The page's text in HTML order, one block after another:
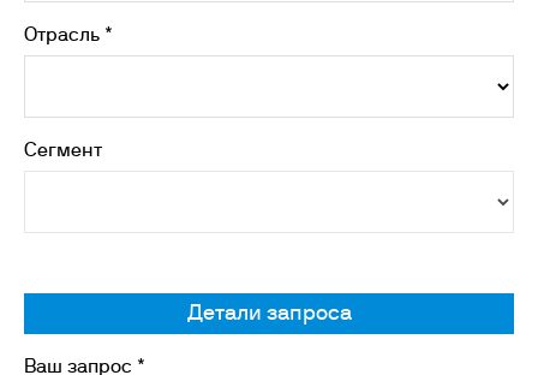
Отрасль *
Сегмент
Детали запроса
Ваш запрос *